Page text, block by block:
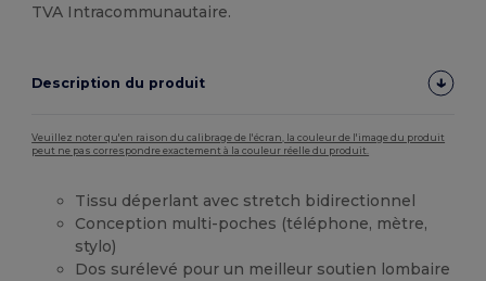
TVA Intracommunautaire.
Description du produit
Veuillez noter qu'en raison du calibrage de l'écran, la couleur de l'image du produit
peut ne pas correspondre exactement à la couleur réelle du produit.
Tissu déperlant avec stretch bidirectionnel
Conception multi-poches (téléphone, mètre,
stylo)
Dos surélevé pour un meilleur soutien lombaire